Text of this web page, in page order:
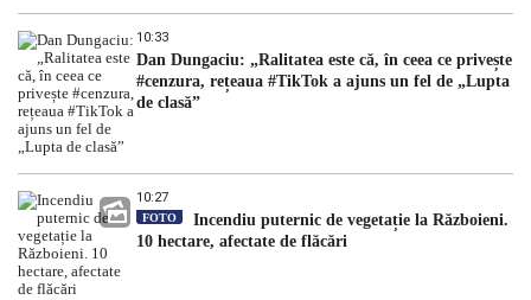
10:33
Dan Dungaciu: „Ralitatea este că, în ceea ce privește
#cenzura, rețeaua #TikTok a ajuns un fel de „Lupta
de clasă”
10:27
FOTO
Incendiu puternic de vegetație la Războieni.
10 hectare, afectate de flăcări